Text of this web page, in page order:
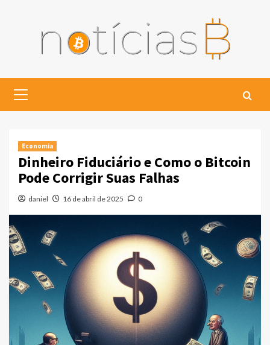
Menu
Economia
Dinheiro Fiduciário e Como o Bitcoin
Pode Corrigir Suas Falhas
daniel 16 de abril de 2025 0